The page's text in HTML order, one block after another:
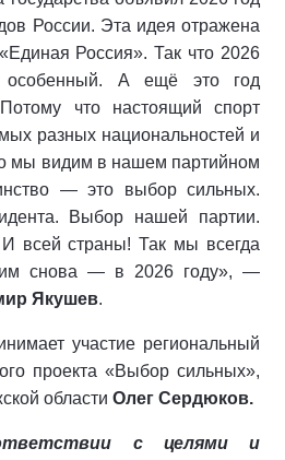
России. Эта идея отражена
Россия». Так что 2026
А ещё это год
что настоящий спорт
разных национальностей и
мы видим в нашем партийном
— это выбор сильных.
Выбор нашей партии.
всей страны! Так мы всегда
снова — в 2026 году», —
Якушев.
участие региональный
проекта «Выбор сильных»,
области Олег Сердюков.
с целями и